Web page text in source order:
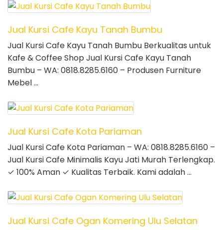
Jual Kursi Cafe Kayu Tanah Bumbu
Jual Kursi Cafe Kayu Tanah Bumbu Berkualitas untuk
Kafe & Coffee Shop Jual Kursi Cafe Kayu Tanah
Bumbu – WA: 0818.8285.6160 – Produsen Furniture
Mebel …
Jual Kursi Cafe Kota Pariaman
Jual Kursi Cafe Kota Pariaman – WA: 0818.8285.6160 –
Jual Kursi Cafe Minimalis Kayu Jati Murah Terlengkap.
✓ 100% Aman ✓ Kualitas Terbaik. Kami adalah …
Jual Kursi Cafe Ogan Komering Ulu Selatan